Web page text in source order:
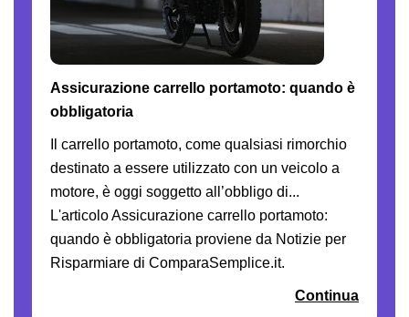
Assicurazione carrello portamoto: quando è
obbligatoria
Il carrello portamoto, come qualsiasi rimorchio
destinato a essere utilizzato con un veicolo a
motore, è oggi soggetto all’obbligo di...
L'articolo Assicurazione carrello portamoto:
quando è obbligatoria proviene da Notizie per
Risparmiare di ComparaSemplice.it.
Continua